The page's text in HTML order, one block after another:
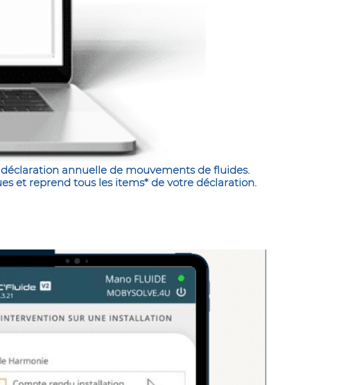
annuelle de mouvements de fluides.
et reprend tous les items* de votre déclaration.